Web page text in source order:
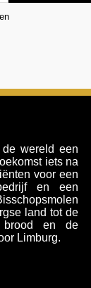
wereld een
iets na
voor een
en een
land tot de
brood en de
Limburg.